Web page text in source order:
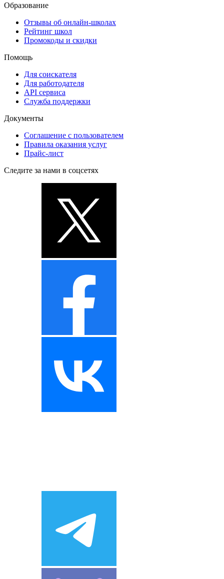
Образование
Отзывы об онлайн-школах
Рейтинг школ
Промокоды и скидки
Помощь
Для соискателя
Для работодателя
API сервиса
Служба поддержки
Документы
Соглашение с пользователем
Правила оказания услуг
Прайс-лист
Следите за нами в соцсетях